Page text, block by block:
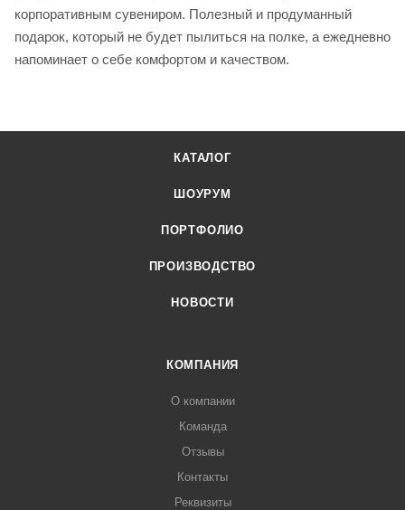
корпоративным сувениром. Полезный и продуманный
подарок, который не будет пылиться на полке, а ежедневно
напоминает о себе комфортом и качеством.
КАТАЛОГ
ШОУРУМ
ПОРТФОЛИО
ПРОИЗВОДСТВО
НОВОСТИ
КОМПАНИЯ
О компании
Команда
Отзывы
Контакты
Реквизиты